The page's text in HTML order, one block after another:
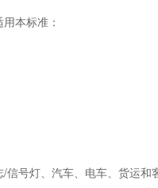
本标准：
号灯、汽车、电车、货运和